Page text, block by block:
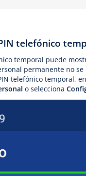
telefónico
temporal puede
permanente no
telefónico temporal,
o selecciona